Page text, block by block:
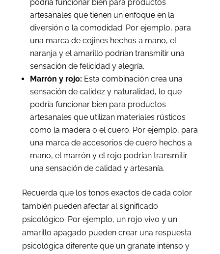
podría funcionar bien para productos
artesanales que tienen un enfoque en la
diversión o la comodidad. Por ejemplo, para
una marca de cojines hechos a mano, el
naranja y el amarillo podrían transmitir una
sensación de felicidad y alegría.
Marrón y rojo: Esta combinación crea una
sensación de calidez y naturalidad, lo que
podría funcionar bien para productos
artesanales que utilizan materiales rústicos
como la madera o el cuero. Por ejemplo, para
una marca de accesorios de cuero hechos a
mano, el marrón y el rojo podrían transmitir
una sensación de calidad y artesanía.
Recuerda que los tonos exactos de cada color
también pueden afectar al significado
psicológico. Por ejemplo, un rojo vivo y un
amarillo apagado pueden crear una respuesta
psicológica diferente que un granate intenso y